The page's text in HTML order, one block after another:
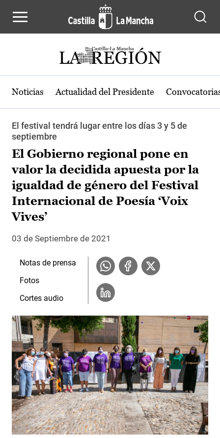
Noticias Actualidad del Presidente
El festival tendrá lugar entre los días 3 y 5 de
septiembre
El Gobierno regional pone en
valor la decidida apuesta por la
igualdad de género del Festival
Internacional de Poesía ‘Voix
Vives’
03 de Septiembre de 2021
Notas de prensa
Fotos
Cortes audio